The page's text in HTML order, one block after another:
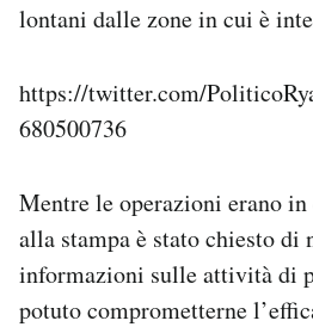
lontani dalle zone in cui è
https://twitter.com/
680500736
Mentre le operazioni erano
alla stampa è stato chiesto di
informazioni sulle attività di
potuto comprometterne